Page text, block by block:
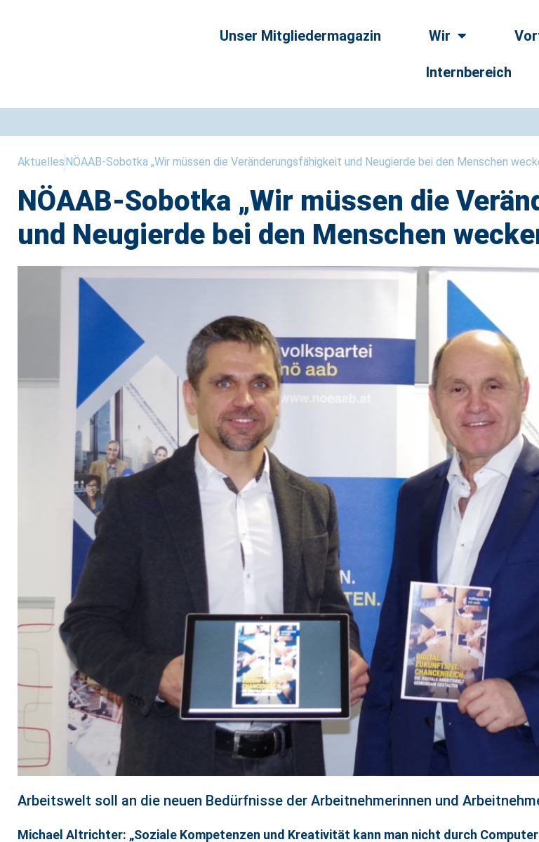
Unser Mitgliedermagazin Wir
Internbereich
AktuellesNÖAAB-Sobotka „Wir müssen die Veränderungsfähigkeit und Neugierde bei den Menschen
NÖAAB-Sobotka „Wir müssen die
und Neugierde bei den Menschen
Arbeitswelt soll an die neuen Bedürfnisse der Arbeitnehmerinnen und
Michael Altrichter: „Soziale Kompetenzen und Kreativität kann man nicht durch